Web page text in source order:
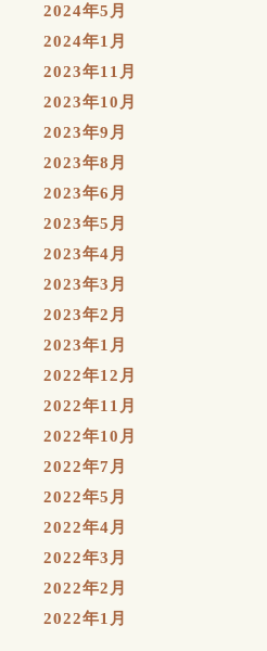
2024年5月
2024年1月
2023年11月
2023年10月
2023年9月
2023年8月
2023年6月
2023年5月
2023年4月
2023年3月
2023年2月
2023年1月
2022年12月
2022年11月
2022年10月
2022年7月
2022年5月
2022年4月
2022年3月
2022年2月
2022年1月